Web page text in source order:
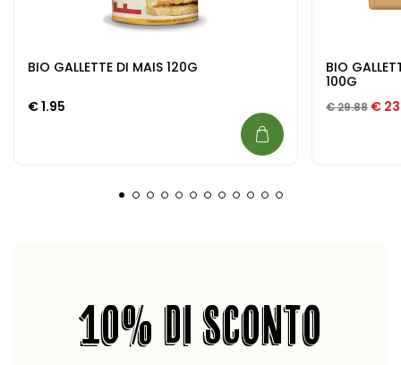
BIO GALLETTE DI MAIS 120G
€1.95
BIO
100G
€29.88 Il
€
10% DI SCONTO